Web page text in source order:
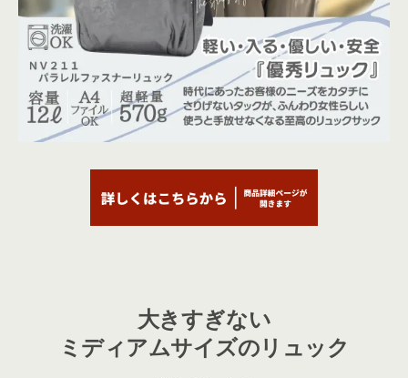
大きすぎない
ミディアムサイズのリュック